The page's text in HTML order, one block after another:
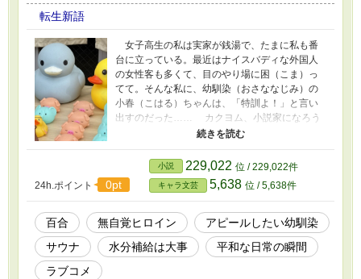
転生新語
女子高生の私は実家が銭湯で、たまに私も番
台に立っている。最近はナイスバディな外国人
の女性客も多くて、目のやり場に困（こま）っ
てて。そんな私に、幼馴染（おさななじみ）の
小春（こはる）ちゃんは、「特訓よ！」と言い
出すのだった…… カクヨム、小説家になろう
に投稿しています。 カクヨム
→https://kakuyomu.jp/works/168186221737801
91704 小説家になろう
→https://ncode.syosetu.com/n4642kk/
24h.ポイント
0pt
小説 229,022 位 / 229,022件
キャラ文芸 5,638 位 / 5,638件
百合 無自覚ヒロイン
アピールしたい幼馴染
サウナ
水分補給は大事
平和な日常の瞬間
ラブコメ